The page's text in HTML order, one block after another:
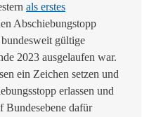
als erstes
Abschiebungstopp
gültige
2023 ausgelaufen war.
ein Zeichen setzen und
erlassen und
Bundesebene dafür